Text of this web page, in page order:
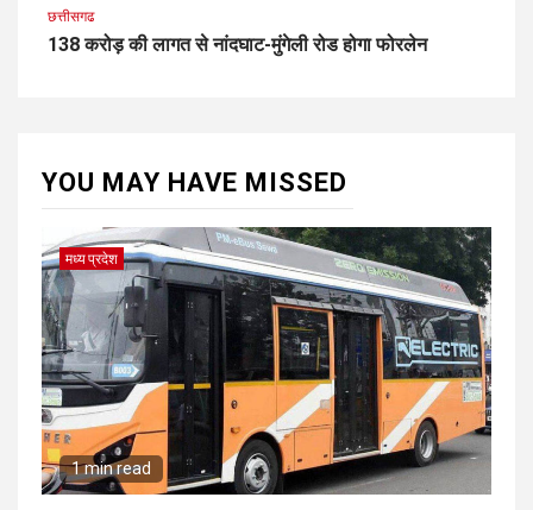
छत्तीसगढ
138 करोड़ की लागत से नांदघाट-मुंगेली रोड होगा फोरलेन
YOU MAY HAVE MISSED
मध्य प्रदेश
1 min read